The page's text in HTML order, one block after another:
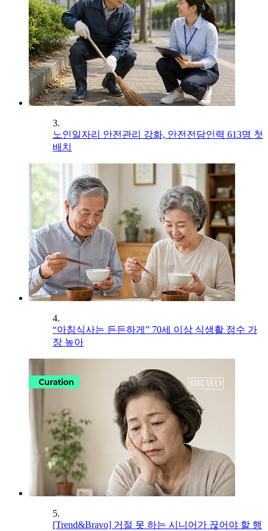
3.
노인일자리 안전관리 강화, 안전전담인력 613명 첫
배치
4.
“아침식사는 든든하게” 70세 이상 식생활 점수 가
장 높아
5.
[Trend&Bravo] 거절 못 하는 시니어가 끊어야 할 행